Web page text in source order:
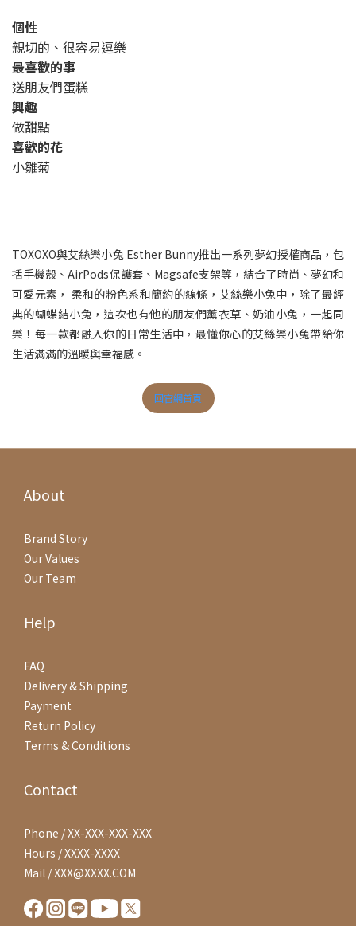
個性
親切的、很容易逗樂
最喜歡的事
送朋友們蛋糕
興趣
做甜點
喜歡的花
小雛菊
TOXOXO與艾絲樂小兔 Esther Bunny推出一系列夢幻授權商品，包
括手機殼、AirPods保護套、Magsafe支架等，結合了時尚、夢幻和
可愛元素， 柔和的粉色系和簡約的線條，艾絲樂小兔中，除了最經
典的蝴蝶結小兔，這次也有他的朋友們薰衣草、奶油小兔，一起同
樂！每一款都融入你的日常生活中，最懂你心的艾絲樂小兔帶給你
生活滿滿的溫暖與幸福感。
回官網首頁
About
Brand Story
Our Values
Our Team
Help
FAQ
Delivery & Shipping
Payment
Return Policy
Terms & Conditions
Contact
Phone / XX-XXX-XXX-XXX
Hours / XXXX-XXXX
Mail / XXX@XXXX.COM